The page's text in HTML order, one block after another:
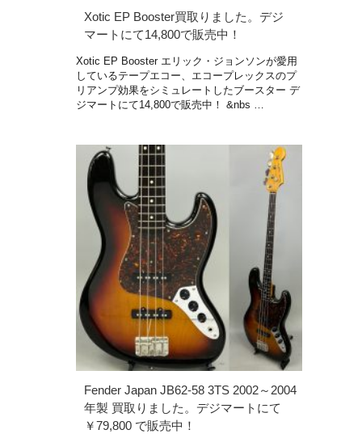
Xotic EP Booster買取りました。デジ
マートにて14,800で販売中！
Xotic EP Booster エリック・ジョンソンが愛用
しているテープエコー、エコープレックスのプ
リアンプ効果をシミュレートしたブースター デ
ジマートにて14,800で販売中！ &nbs …
Fender Japan JB62-58 3TS 2002～2004
年製 買取りました。デジマートにて
￥79,800 で販売中！